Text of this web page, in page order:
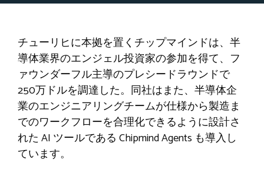
チューリヒに本拠を置くチップマインドは、半
導体業界のエンジェル投資家の参加を得て、フ
ァウンダーフル主導のプレシードラウンドで
250万ドルを調達した。同社はまた、半導体企
業のエンジニアリングチームが仕様から製造ま
でのワークフローを合理化できるように設計さ
れた AI ツールである Chipmind Agents も導入し
ています。